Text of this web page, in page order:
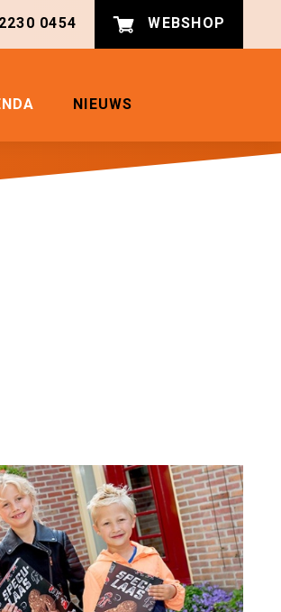
0454 WEBSHOP
NIEUWS